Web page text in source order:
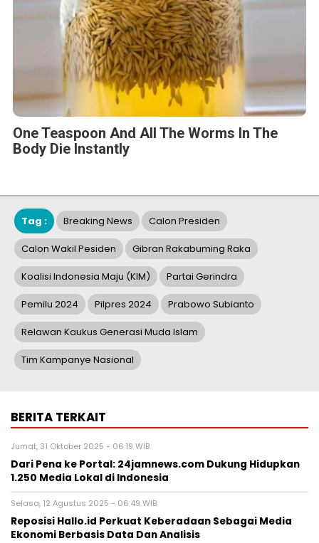
One Teaspoon And All The Worms In The
Body Die Instantly
Tag : Breaking News Calon Presiden
Calon Wakil Pesiden Gibran Rakabuming Raka
Koalisi Indonesia Maju (KIM) Partai Gerindra
Pemilu 2024 Pilpres 2024 Prabowo Subianto
Relawan Kaukus Generasi Muda Islam
Tim Kampanye Nasional
BERITA TERKAIT
Jumat, 31 Oktober 2025 - 06:19 WIB
Dari Pena ke Portal: 24jamnews.com Dukung Hidupkan
1.250 Media Lokal di Indonesia
Selasa, 12 Agustus 2025 - 06:49 WIB
Reposisi Hallo.id Perkuat Keberadaan Sebagai Media
Ekonomi Berbasis Data Dan Analisis